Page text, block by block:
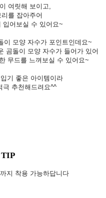
여릿해 보이고,
를 잡아주어
입어보실 수 있어요~
이 모양 자수가 포인트인데요~
곰돌이 모양 자수가 들어가 있어
무드를 느껴보실 수 있어요~
기 좋은 아이템이라
극 추천해드려요^^
지 착용 가능하답니다